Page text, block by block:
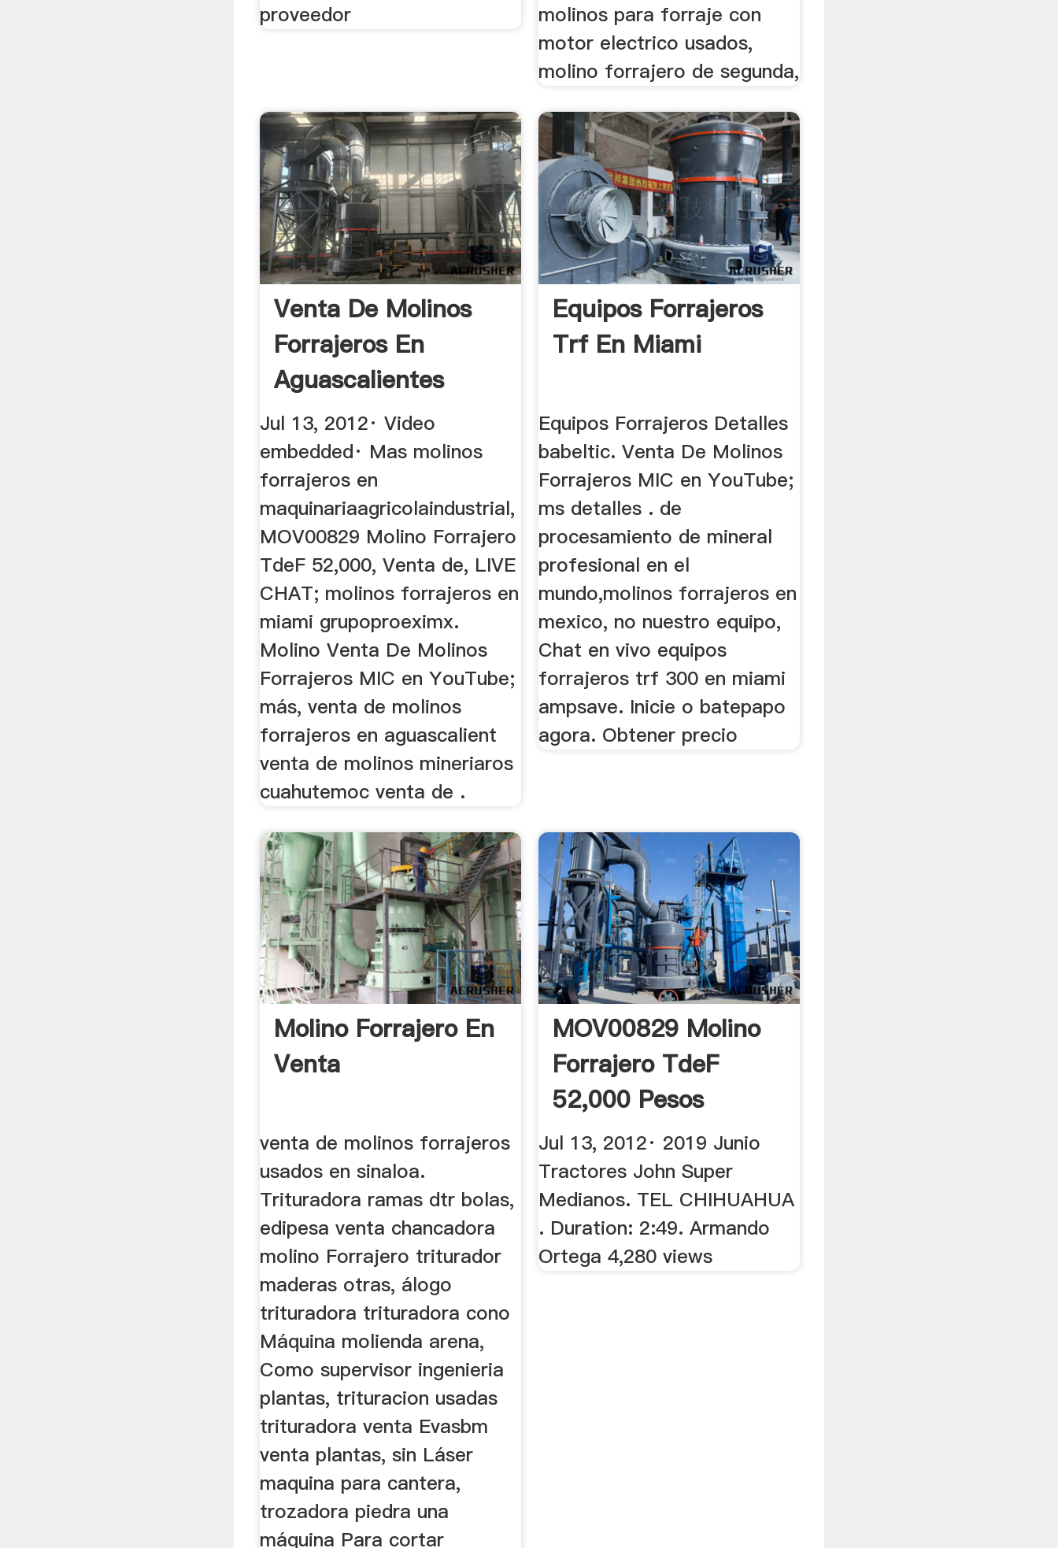
proveedor
molinos para forraje con
motor electrico usados,
molino forrajero de segunda,
Venta De Molinos
Forrajeros En
Aguascalientes
Jul 13, 2012· Video
embedded· Mas molinos
forrajeros en
maquinariaagricolaindustrial,
MOV00829 Molino Forrajero
TdeF 52,000, Venta de, LIVE
CHAT; molinos forrajeros en
miami grupoproeximx.
Molino Venta De Molinos
Forrajeros MIC en YouTube;
más, venta de molinos
forrajeros en aguascalient
venta de molinos mineriaros
cuahutemoc venta de .
Equipos Forrajeros
Trf En Miami
Equipos Forrajeros Detalles
babeltic. Venta De Molinos
Forrajeros MIC en YouTube;
ms detalles . de
procesamiento de mineral
profesional en el
mundo,molinos forrajeros en
mexico, no nuestro equipo,
Chat en vivo equipos
forrajeros trf 300 en miami
ampsave. Inicie o batepapo
agora. Obtener precio
Molino Forrajero En
Venta
venta de molinos forrajeros
usados en sinaloa.
Trituradora ramas dtr bolas,
edipesa venta chancadora
molino Forrajero triturador
maderas otras, álogo
trituradora trituradora cono
Máquina molienda arena,
Como supervisor ingenieria
plantas, trituracion usadas
trituradora venta Evasbm
venta plantas, sin Láser
maquina para cantera,
trozadora piedra una
máquina Para cortar
MOV00829 Molino
Forrajero TdeF
52,000 Pesos
YouTube
Jul 13, 2012· 2019 Junio
Tractores John Super
Medianos. TEL CHIHUAHUA
. Duration: 2:49. Armando
Ortega 4,280 views